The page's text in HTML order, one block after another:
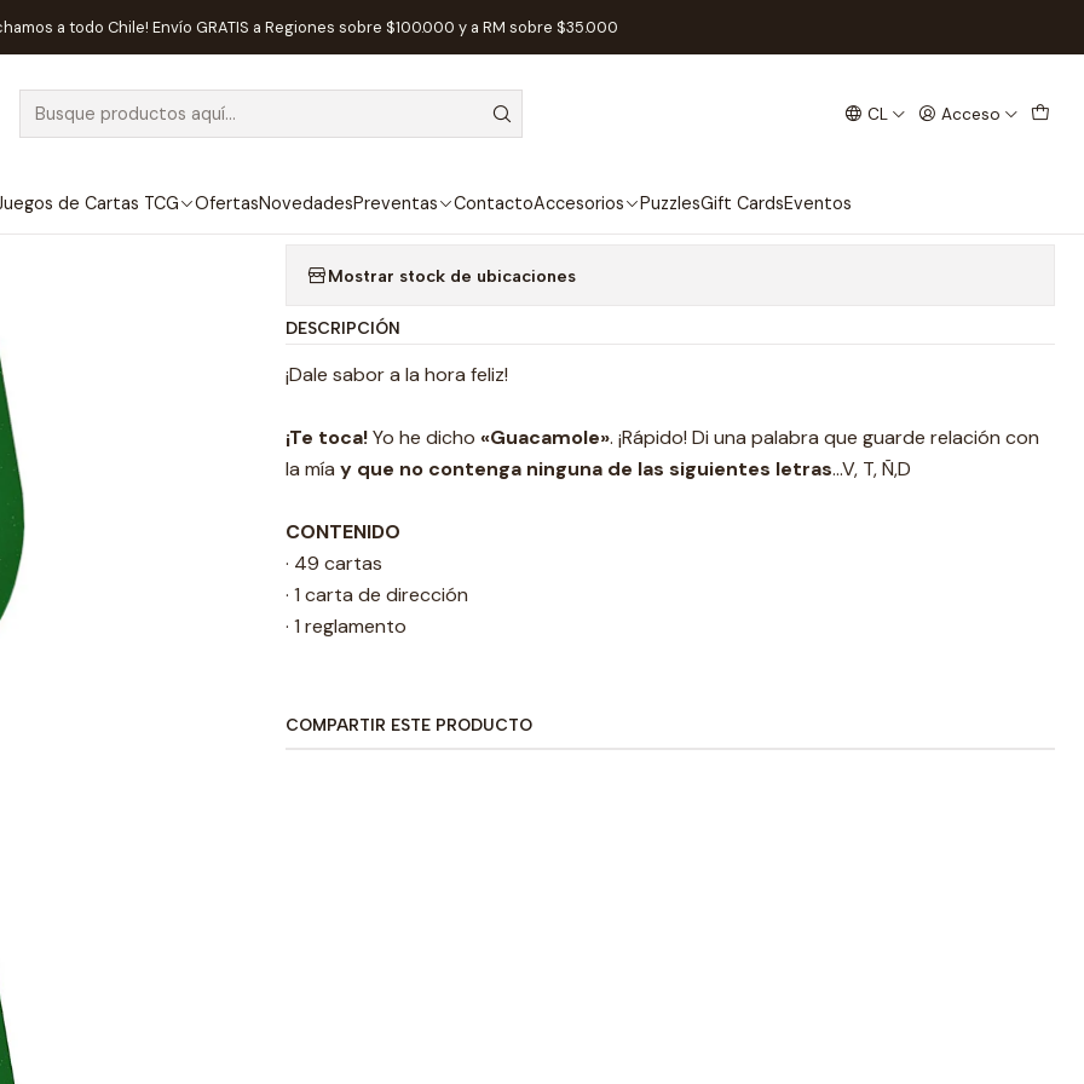
CL Acceso
de Cartas TCG OfertasNovedadesPreventas ContactoAccesorios PuzzlesGift CardsEventos
a todo Chile! Envío GRATIS a Regiones sobre $100.000 y a RM sobre $35.000
Inicio Juegos de Mesa Competitivos Olé Guacamole - Español
AGOTADO Olé Guacamole - Español
Agregar a la lista de favoritos
Mostrar stock de ubicaciones
DESCRIPCIÓN
¡Dale sabor a la hora feliz!
¡Te toca!Yo he dicho «Guacamole». ¡Rápido! Di una palabra que guarde relación con
la mía y que no contenga ninguna de las siguientes letras…V, T, Ñ,D
CONTENIDO
· 49 cartas
· 1 carta de dirección
· 1 reglamento
COMPARTIR ESTE PRODUCTO